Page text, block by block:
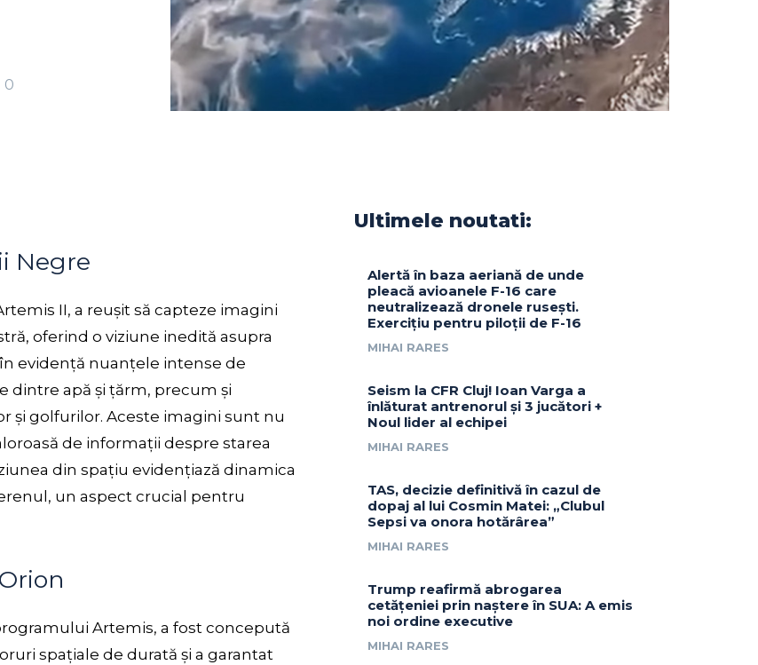
0
Negre
II, a reușit să capteze imagini
oferind o viziune inedită asupra
evidență nuanțele intense de
dintre apă și țărm, precum și
și golfurilor. Aceste imagini sunt nu
de informații despre starea
din spațiu evidențiază dinamica
un aspect crucial pentru
Artemis, a fost concepută
spațiale de durată și a garantat
Ultimele noutati:
Alertă în baza aeriană de unde
pleacă avioanele F-16 care
neutralizează dronele rusești.
Exercițiu pentru piloții de F-16
MIHAI RARES
Seism la CFR Cluj! Ioan Varga a
înlăturat antrenorul și 3 jucători +
Noul lider al echipei
MIHAI RARES
TAS, decizie definitivă în cazul de
dopaj al lui Cosmin Matei: „Clubul
Sepsi va onora hotărârea”
MIHAI RARES
Trump reafirmă abrogarea
cetățeniei prin naștere în SUA: A emis
noi ordine executive
MIHAI RARES